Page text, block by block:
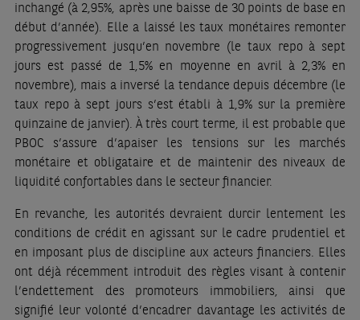
inchangé (à 2,95%, après une baisse de 30 points de base en
début d’année). Elle a laissé les taux monétaires remonter
progressivement jusqu’en novembre (le taux repo à sept
jours est passé de 1,5% en moyenne en avril à 2,3% en
novembre), mais a inversé la tendance depuis décembre (le
taux repo à sept jours s’est établi à 1,9% sur la première
quinzaine de janvier). À très court terme, il est probable que
PBOC s’assure d’apaiser les tensions sur les marchés
monétaire et obligataire et de maintenir des niveaux de
liquidité confortables dans le secteur financier.
En revanche, les autorités devraient durcir lentement les
conditions de crédit en agissant sur le cadre prudentiel et
en imposant plus de discipline aux acteurs financiers. Elles
ont déjà récemment introduit des règles visant à contenir
l’endettement des promoteurs immobiliers, ainsi que
signifié leur volonté d’encadrer davantage les activités de